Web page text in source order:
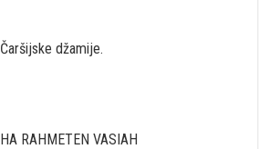
džamije.
RAHMETEN VASIAH